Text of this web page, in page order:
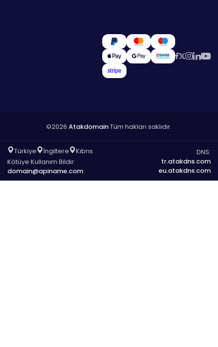
©2026 AtakdomainTüm hakları saklıdır.
Türkiye İngiltere
Kıbrıs
Kötüye Kullanım Bildir:
domain@apiname.com
DNS:
tr.atakdns.com
eu.atakdns.com